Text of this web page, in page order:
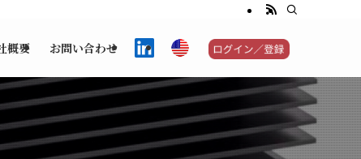
概要 お問い合わせ